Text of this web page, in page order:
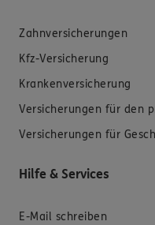
Zahnversicherungen
Kfz-Versicherung
Krankenversicherung
Versicherungen für den
Versicherungen für
Hilfe & Services
E-Mail schreiben